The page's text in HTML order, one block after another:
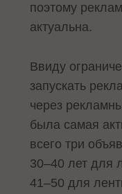
поэтому
актуальна.
Ввиду
запускать
через
была самая
всего три
30–40 лет для
41–50 для